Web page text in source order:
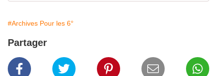
#Archives Pour les 6°
Partager